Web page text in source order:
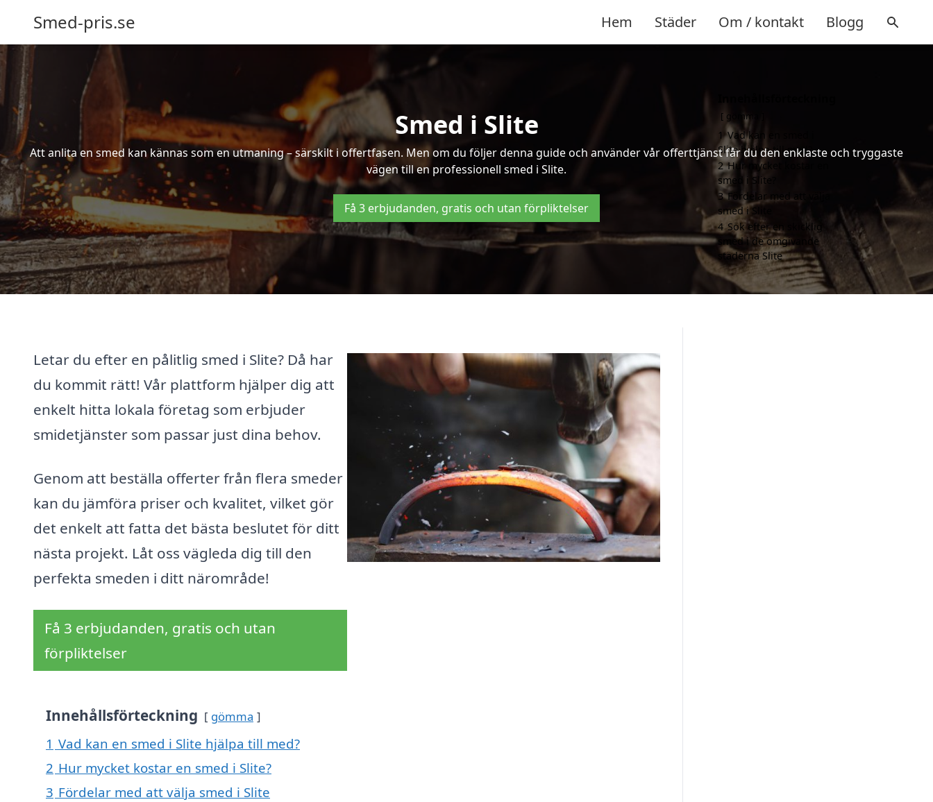
Smed-pris.se Hem Städer Om / kontakt Blogg
Smed i Slite
Att anlita en smed kan kännas som en utmaning – särskilt i offertfasen. Men om du följer denna guide och använder vår offerttjänst får du den enklaste och tryggaste
vägen till en professionell smed i Slite.
Få 3 erbjudanden, gratis och utan förpliktelser
Letar du efter en pålitlig smed i Slite? Då har
du kommit rätt! Vår plattform hjälper dig att
enkelt hitta lokala företag som erbjuder
smidetjänster som passar just dina behov.
Genom att beställa offerter från flera smeder
kan du jämföra priser och kvalitet, vilket gör
det enkelt att fatta det bästa beslutet för ditt
nästa projekt. Låt oss vägleda dig till den
perfekta smeden i ditt närområde!
Få 3 erbjudanden, gratis och utan
förpliktelser
Innehållsförteckning gömma
1 Vad kan en smed i Slite hjälpa till med?
2 Hur mycket kostar en smed i Slite?
3 Fördelar med att välja smed i Slite
gömma
1 Vad kan en smed i
Slite hjälpa till med?
2 Hur mycket kostar en
smed i Slite?
3 Fördelar med att välja
smed i Slite
4 Sök efter en skicklig
smed i de omgivande
städerna Slite